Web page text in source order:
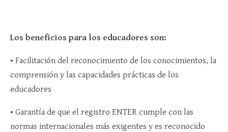
Los beneficios para los educadores son:
• Facilitación del reconocimiento de los conocimientos, la
comprensión y las capacidades prácticas de los
educadores
• Garantía de que el registro ENTER cumple con las
normas internacionales más exigentes y es reconocido